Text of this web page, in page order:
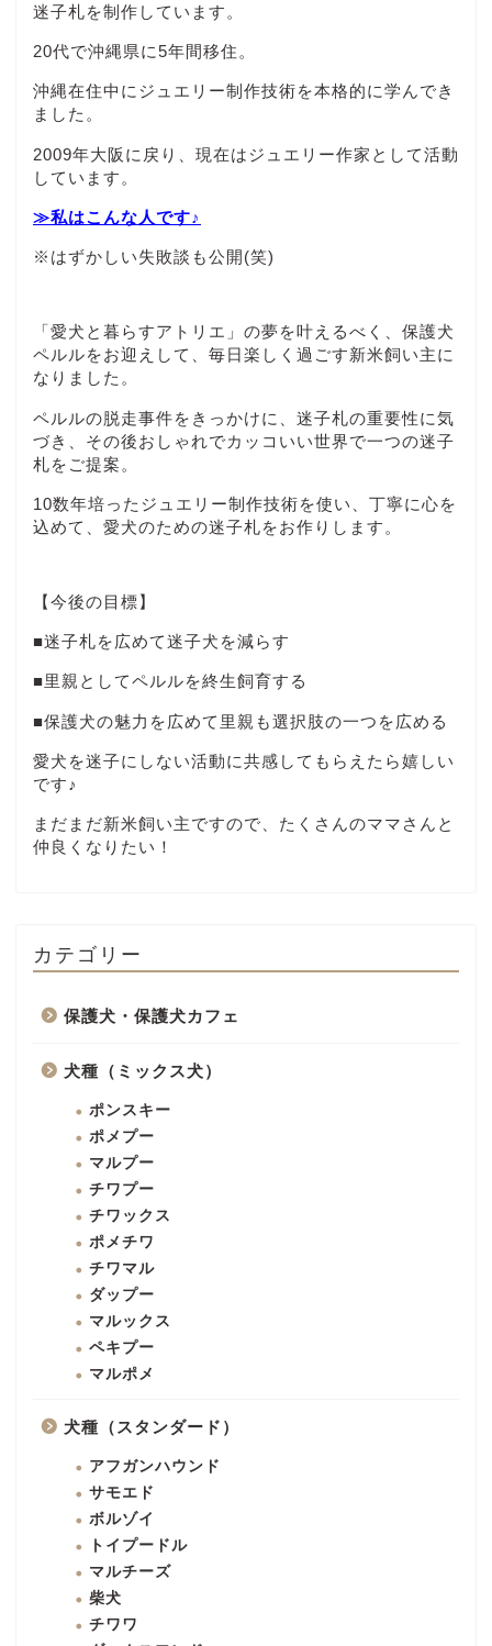
迷子札を制作しています。
20代で沖縄県に5年間移住。
沖縄在住中にジュエリー制作技術を本格的に学んでき
ました。
2009年大阪に戻り、現在はジュエリー作家として活動
しています。
≫私はこんな人です♪
※はずかしい失敗談も公開(笑)
「愛犬と暮らすアトリエ」の夢を叶えるべく、保護犬
ペルルをお迎えして、毎日楽しく過ごす新米飼い主に
なりました。
ペルルの脱走事件をきっかけに、迷子札の重要性に気
づき、その後おしゃれでカッコいい世界で一つの迷子
札をご提案。
10数年培ったジュエリー制作技術を使い、丁寧に心を
込めて、愛犬のための迷子札をお作りします。
【今後の目標】
■迷子札を広めて迷子犬を減らす
■里親としてペルルを終生飼育する
■保護犬の魅力を広めて里親も選択肢の一つを広める
愛犬を迷子にしない活動に共感してもらえたら嬉しい
です♪
まだまだ新米飼い主ですので、たくさんのママさんと
仲良くなりたい！
カテゴリー
保護犬・保護犬カフェ
犬種（ミックス犬）
ポンスキー
ポメプー
マルプー
チワプー
チワックス
ポメチワ
チワマル
ダップー
マルックス
ペキプー
マルポメ
犬種（スタンダード）
アフガンハウンド
サモエド
ボルゾイ
トイプードル
マルチーズ
柴犬
チワワ